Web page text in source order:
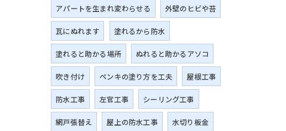
アパートを生まれ変わらせる 外壁のヒビや苔
瓦にぬれます 塗れるから防水
塗れると助かる場所 ぬれると助かるアソコ
吹き付け ペンキの塗り方を工夫 屋根工事
防水工事 左官工事 シーリング工事
網戸張替え 屋上の防水工事 水切り板金